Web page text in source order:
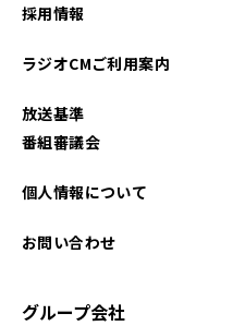
採用情報
ラジオCMご利用案内
放送基準
番組審議会
個人情報について
お問い合わせ
グループ会社